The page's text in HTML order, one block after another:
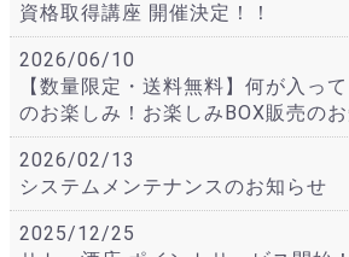
資格取得講座 開催決定！！
2026/06/10
【数量限定・送料無料】何が入っ
のお楽しみ！お楽しみBOX販売の
2026/02/13
システムメンテナンスのお知らせ
2025/12/25